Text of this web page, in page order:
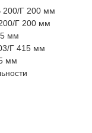
200/Г 200 мм
Г 200 мм
мм
Г 415 мм
мм